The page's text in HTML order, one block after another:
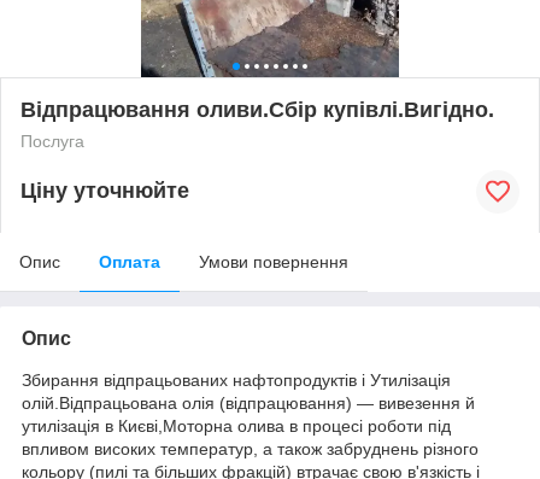
Відпрацювання оливи.Сбір купівлі.Вигідно.
Послуга
Ціну уточнюйте
Опис Оплата Умови повернення
Опис
Збирання відпрацьованих нафтопродуктів і Утилізація
олій.Відпрацьована олія (відпрацювання) — вивезення й
утилізація в Києві,Моторна олива в процесі роботи під
впливом високих температур, а також забруднень різного
кольору (пилі та більших фракцій) втрачає свою в'язкість і